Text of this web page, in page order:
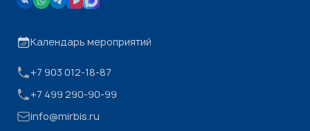
Календарь мероприятий
+7 903 012-18-87
+7 499 290-90-99
info@mirbis.ru